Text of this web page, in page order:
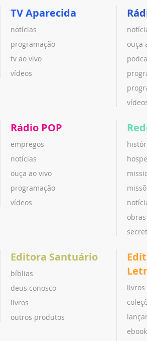
TV Aparecida
notícias
programação
tv ao vivo
vídeos
ouça
Rádio POP
empregos
notícias
ouça ao vivo
programação
vídeos
Editora Santuário
bíblias
deus conosco
livros
outros produtos
livros
ebook